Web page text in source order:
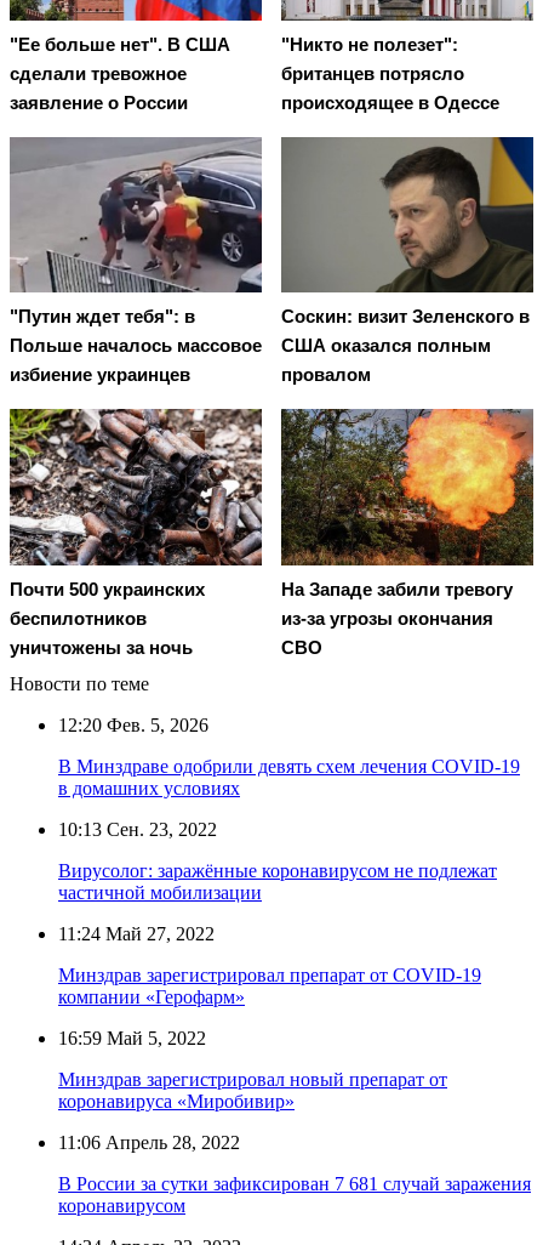
"Ее больше нет". В США
сделали тревожное
заявление о России
"Никто не полезет":
британцев потрясло
происходящее в Одессе
"Путин ждет тебя": в
Польше началось массовое
избиение украинцев
Соскин: визит Зеленского в
США оказался полным
провалом
Почти 500 украинских
беспилотников
уничтожены за ночь
На Западе забили тревогу
из-за угрозы окончания
СВО
Новости по теме
12:20 Фев. 5, 2026
В Минздраве одобрили девять схем лечения COVID-19
в домашних условиях
10:13 Сен. 23, 2022
Вирусолог: заражённые коронавирусом не подлежат
частичной мобилизации
11:24 Май 27, 2022
Минздрав зарегистрировал препарат от COVID-19
компании «Герофарм»
16:59 Май 5, 2022
Минздрав зарегистрировал новый препарат от
коронавируса «Миробивир»
11:06 Апрель 28, 2022
В России за сутки зафиксирован 7 681 случай заражения
коронавирусом